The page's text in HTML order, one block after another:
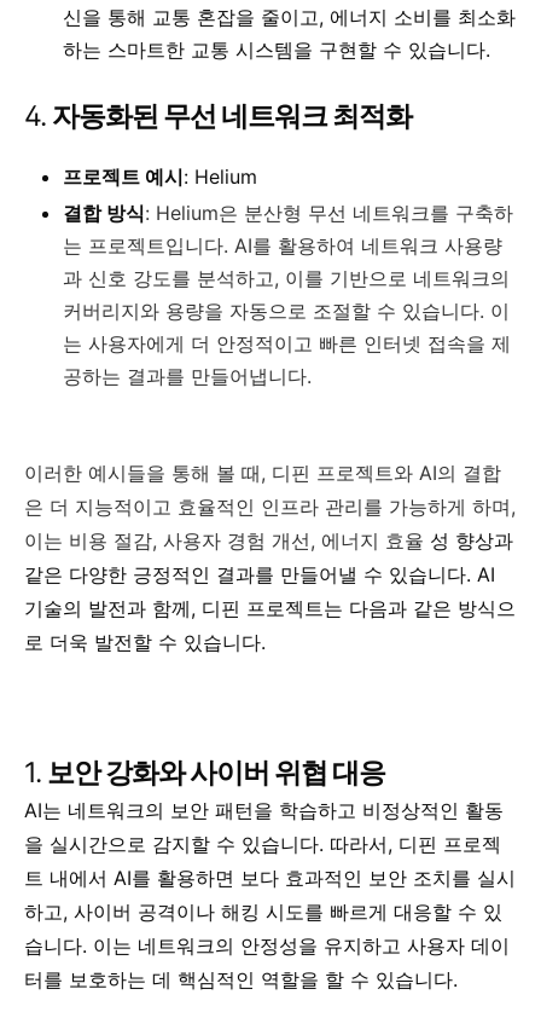
신을 통해 교통 혼잡을 줄이고, 에너지 소비를 최소화
하는 스마트한 교통 시스템을 구현할 수 있습니다.
4. 자동화된 무선 네트워크 최적화
프로젝트 예시: Helium
결합 방식: Helium은 분산형 무선 네트워크를 구축하
는 프로젝트입니다. AI를 활용하여 네트워크 사용량
과 신호 강도를 분석하고, 이를 기반으로 네트워크의
커버리지와 용량을 자동으로 조절할 수 있습니다. 이
는 사용자에게 더 안정적이고 빠른 인터넷 접속을 제
공하는 결과를 만들어냅니다.
이러한 예시들을 통해 볼 때, 디핀 프로젝트와 AI의 결합
은 더 지능적이고 효율적인 인프라 관리를 가능하게 하며,
이는 비용 절감, 사용자 경험 개선, 에너지 효율 성 향상과
같은 다양한 긍정적인 결과를 만들어낼 수 있습니다. AI
기술의 발전과 함께, 디핀 프로젝트는 다음과 같은 방식으
로 더욱 발전할 수 있습니다.
1. 보안 강화와 사이버 위협 대응
AI는 네트워크의 보안 패턴을 학습하고 비정상적인 활동
을 실시간으로 감지할 수 있습니다. 따라서, 디핀 프로젝
트 내에서 AI를 활용하면 보다 효과적인 보안 조치를 실시
하고, 사이버 공격이나 해킹 시도를 빠르게 대응할 수 있
습니다. 이는 네트워크의 안정성을 유지하고 사용자 데이
터를 보호하는 데 핵심적인 역할을 할 수 있습니다.